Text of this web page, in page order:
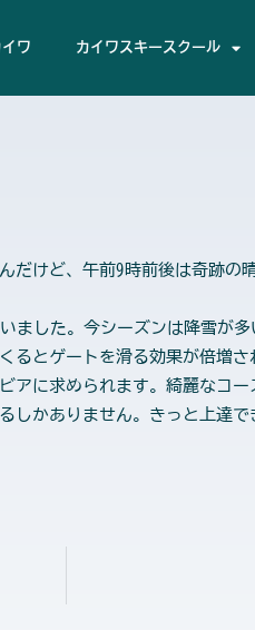
ワ カイワスキースクール
けど、午前9時前後は奇跡の
した。今シーズンは降雪が
とゲートを滑る効果が倍増
に求められます。綺麗なコ
かありません。きっと上達